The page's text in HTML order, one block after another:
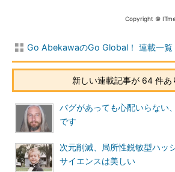
実は日本の小学校で英語の先
ったのです。これを機に、ということで先
英語もずっと勉強されていたので
ヤップさん フィリピンは小学校からずっ
で、その点は問題ありませんでした。勤務
護者が「ヤップ先生の授業はすごく分かり
たことがすごくうれしくて、何よりはげ
Copyright ©
Go AbekawaのGo Global！ 連載一覧
新しい連載記事が 64 件あ
バグがあっても心配いらない
です
次元削減、局所性鋭敏型ハ
サイエンスは美しい